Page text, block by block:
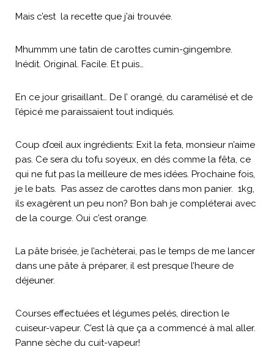
Mais c’est la recette que j’ai trouvée.
Mhummm une tatin de carottes cumin-gingembre.
Inédit. Original. Facile. Et puis…
En ce jour grisaillant… De l’ orangé, du caramélisé et de
l’épicé me paraissaient tout indiqués.
Coup d’œil aux ingrédients: Exit la feta, monsieur n’aime
pas. Ce sera du tofu soyeux, en dés comme la fêta, ce
qui ne fut pas la meilleure de mes idées. Prochaine fois,
je le bats. Pas assez de carottes dans mon panier. 1kg,
ils exagèrent un peu non? Bon bah je compléterai avec
de la courge. Oui c’est orange.
La pâte brisée, je l’achèterai, pas le temps de me lancer
dans une pâte à préparer, il est presque l’heure de
déjeuner.
Courses effectuées et légumes pelés, direction le
cuiseur-vapeur. C’est là que ça a commencé à mal aller.
Panne sèche du cuit-vapeur!